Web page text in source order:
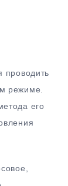
проводить
режиме.
его